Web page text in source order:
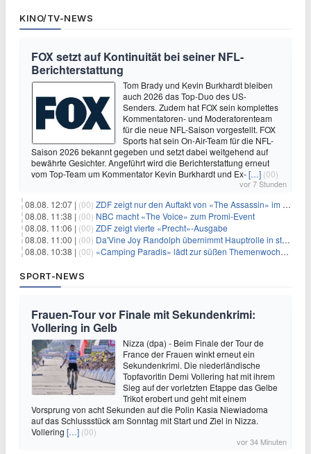
KINO/TV-NEWS
FOX setzt auf Kontinuität bei seiner NFL-
Berichterstattung
Tom Brady und Kevin Burkhardt bleiben
auch 2026 das Top-Duo des US-
Senders. Zudem hat FOX sein komplettes
Kommentatoren- und Moderatorenteam
für die neue NFL-Saison vorgestellt. FOX
Sports hat sein On-Air-Team für die NFL-
Saison 2026 bekannt gegeben und setzt dabei weitgehend auf
bewährte Gesichter. Angeführt wird die Berichterstattung erneut
vom Top-Team um Kommentator Kevin Burkhardt und Ex-[…] (00)
vor 7 Stunden
08.08. 12:07 | (00) ZDF zeigt nur den Auftakt von «The Assassin» im Fernsehen
08.08. 11:38 | (00) NBC macht «The Voice» zum Promi-Event
08.08. 11:06 | (00) ZDF zeigt vierte «Precht»-Ausgabe
08.08. 11:00 | (00) Da'Vine Joy Randolph übernimmt Hauptrolle in starbesetzter schwarzer Komödie
08.08. 10:38 | (00) «Camping Paradis» lädt zur süßen Themenwoche ein
SPORT-NEWS
Frauen-Tour vor Finale mit Sekundenkrimi:
Vollering in Gelb
Nizza (dpa) - Beim Finale der Tour de
France der Frauen winkt erneut ein
Sekundenkrimi. Die niederländische
Topfavoritin Demi Vollering hat mit ihrem
Sieg auf der vorletzten Etappe das Gelbe
Trikot erobert und geht mit einem
Vorsprung von acht Sekunden auf die Polin Kasia Niewiadoma
auf das Schlussstück am Sonntag mit Start und Ziel in Nizza.
Vollering […] (00)
vor 34 Minuten